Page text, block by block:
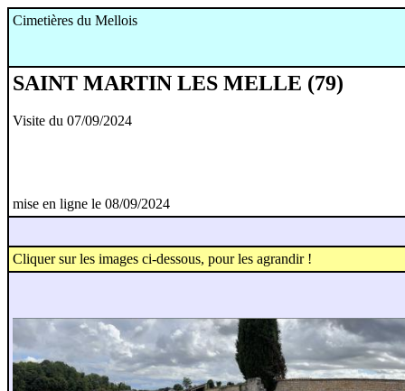
Cimetières du Mellois
SAINT MARTIN LES MELLE (79)
Visite du 07/09/2024
mise en ligne le 08/09/2024
Cliquer sur les images ci-dessous, pour les agrandir !